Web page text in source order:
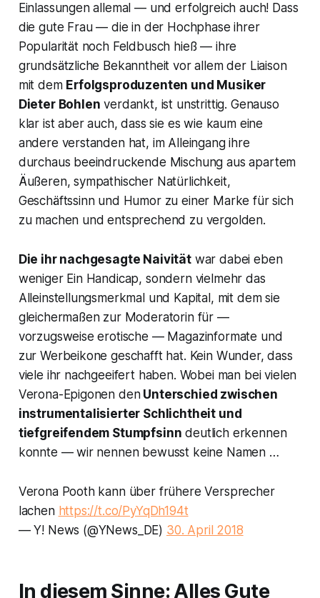
Einlassungen allemal — und erfolgreich auch! Dass
die gute Frau — die in der Hochphase ihrer
Popularität noch Feldbusch hieß — ihre
grundsätzliche Bekanntheit vor allem der Liaison
mit dem Erfolgsproduzenten und Musiker
Dieter Bohlen verdankt, ist unstrittig. Genauso
klar ist aber auch, dass sie es wie kaum eine
andere verstanden hat, im Alleingang ihre
durchaus beeindruckende Mischung aus apartem
Äußeren, sympathischer Natürlichkeit,
Geschäftssinn und Humor zu einer Marke für sich
zu machen und entsprechend zu vergolden.
Die ihr nachgesagte Naivitätwar dabei eben
weniger Ein Handicap, sondern vielmehr das
Alleinstellungsmerkmal und Kapital, mit dem sie
gleichermaßen zur Moderatorin für —
vorzugsweise erotische — Magazinformate und
zur Werbeikone geschafft hat. Kein Wunder, dass
viele ihr nachgeeifert haben. Wobei man bei vielen
Verona-Epigonen denUnterschied zwischen
instrumentalisierter Schlichtheit und
tiefgreifendem Stumpfsinn deutlich erkennen
konnte — wir nennen bewusst keine Namen …
Verona Pooth kann über frühere Versprecher
lachen https://t.co/PyYqDh194t
— Y! News (@YNews_DE) 30. April 2018
In diesem Sinne: Alles Gute